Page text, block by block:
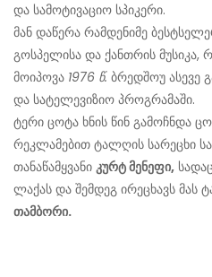
და სამოტივაციო სპიკერი.
მან დაწერა რამდენიმე
გოსპელისა და ქანთრის მუსიკა,
მოიპოვა 1976 წ. ბრედშოუ ასევე
და სატელევიზიო პროგრამაში.
ტერი ცოტა ხნის წინ გამოჩნდა
რეკლამებით ტალღის სარეცხი
თანაწამყვანი კურტ მენეფი,
ლაქას და შემდეგ ირეცხავს მას
თამბორი.